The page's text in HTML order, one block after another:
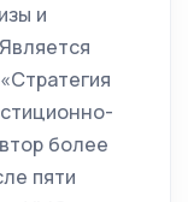
и
более
пяти